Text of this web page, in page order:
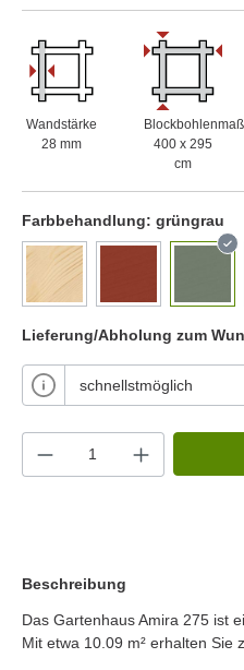
Wandstärke
28 mm
Blockbohlenmaß
400 x 295
cm
Farbbehandlung: grüngrau
Lieferung/Abholung zum
Beschreibung
Das Gartenhaus Amira 275 ist
Mit etwa 10.09 m² erhalten Sie